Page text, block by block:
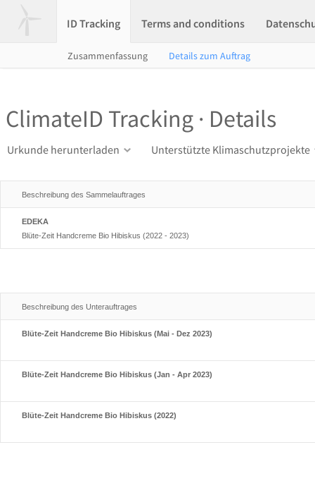
ID Tracking Terms and conditions
Zusammenfassung Details zum Auftrag
ClimateID Tracking · Details
Urkunde herunterladen Unterstützte Klimaschutzprojekte
Beschreibung des Sammelauftrages
EDEKA
Blüte-Zeit Handcreme Bio Hibiskus (2022 - 2023)
Beschreibung des Unterauftrages
Blüte-Zeit Handcreme Bio Hibiskus (Mai - Dez 2023)
Blüte-Zeit Handcreme Bio Hibiskus (Jan - Apr 2023)
Blüte-Zeit Handcreme Bio Hibiskus (2022)